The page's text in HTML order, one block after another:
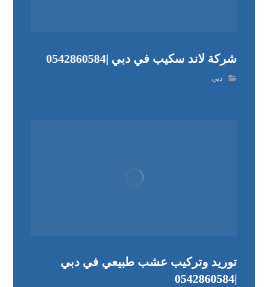
شركة لاند سكيب في دبي |0542860584
دبي
توريد وتركيب عشب طبيعي في دبي
|0542860584